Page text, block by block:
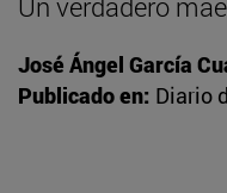
José Ángel García
Publicado en: Diario